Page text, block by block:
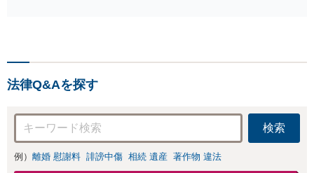
法律Q&Aを探す
検索
例） 離婚 慰謝料 誹謗中傷 相続 遺産 著作物 違法